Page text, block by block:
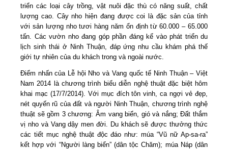
triển các loại cây trồng, vật nuôi đặc thù có năng suất, chất
lượng cao. Cây nho hiện đang được coi là đặc sản của tỉnh
với sản lượng nho tươi hàng năm ổn định từ 60.000 – 65.000
tấn. Các vườn nho đang góp phần đáng kể vào phát triển du
lịch sinh thái ở Ninh Thuận, đáp ứng nhu cầu khám phá thế
giới tự nhiên của du khách trong và ngoài nước.
Điểm nhấn của Lễ hội Nho và Vang quốc tế Ninh Thuận – Việt
Nam 2014 là chương trình biểu diễn nghệ thuật đặc biệt hôm
khai mạc (17/7/2014). Với mục đích tôn vinh, ca ngợi vẻ đẹp,
nét quyến rũ của đất và người Ninh Thuận, chương trình nghệ
thuật sẽ gồm 3 chương: Âm vang biển, gió và nắng; Đất thắm
vị nho và Vang dậy men đời. Du khách sẽ được thưởng thức
các tiết mục nghệ thuật độc đáo như: múa “Vũ nữ Ap-sa-ra”
kết hợp với “Người làng biển” (dân tộc Chăm); múa Náp (dân